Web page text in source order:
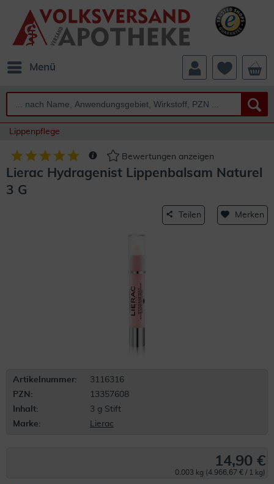
Menü
Lippenpflege
Bewertungen anzeigen
Lierac Hydragenist Lippenbalsam Naturel
3 G
Teilen Merken
Artikelnummer:
3116316
PZN:
13357608
Inhalt:
3 g Stift
Marke:
Lierac
14,90 €
0.003 kg (4.966,67 € / 1 kg)